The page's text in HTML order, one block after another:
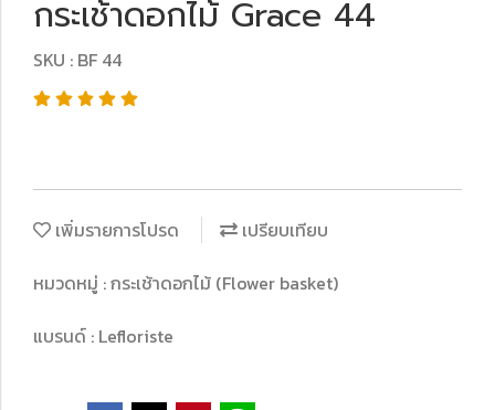
กระเช้าดอกไม้ Grace 44
SKU : BF 44
เพิ่มรายการโปรด
เปรียบเทียบ
หมวดหมู่ :กระเช้าดอกไม้ (Flower basket)
แบรนด์ : Lefloriste